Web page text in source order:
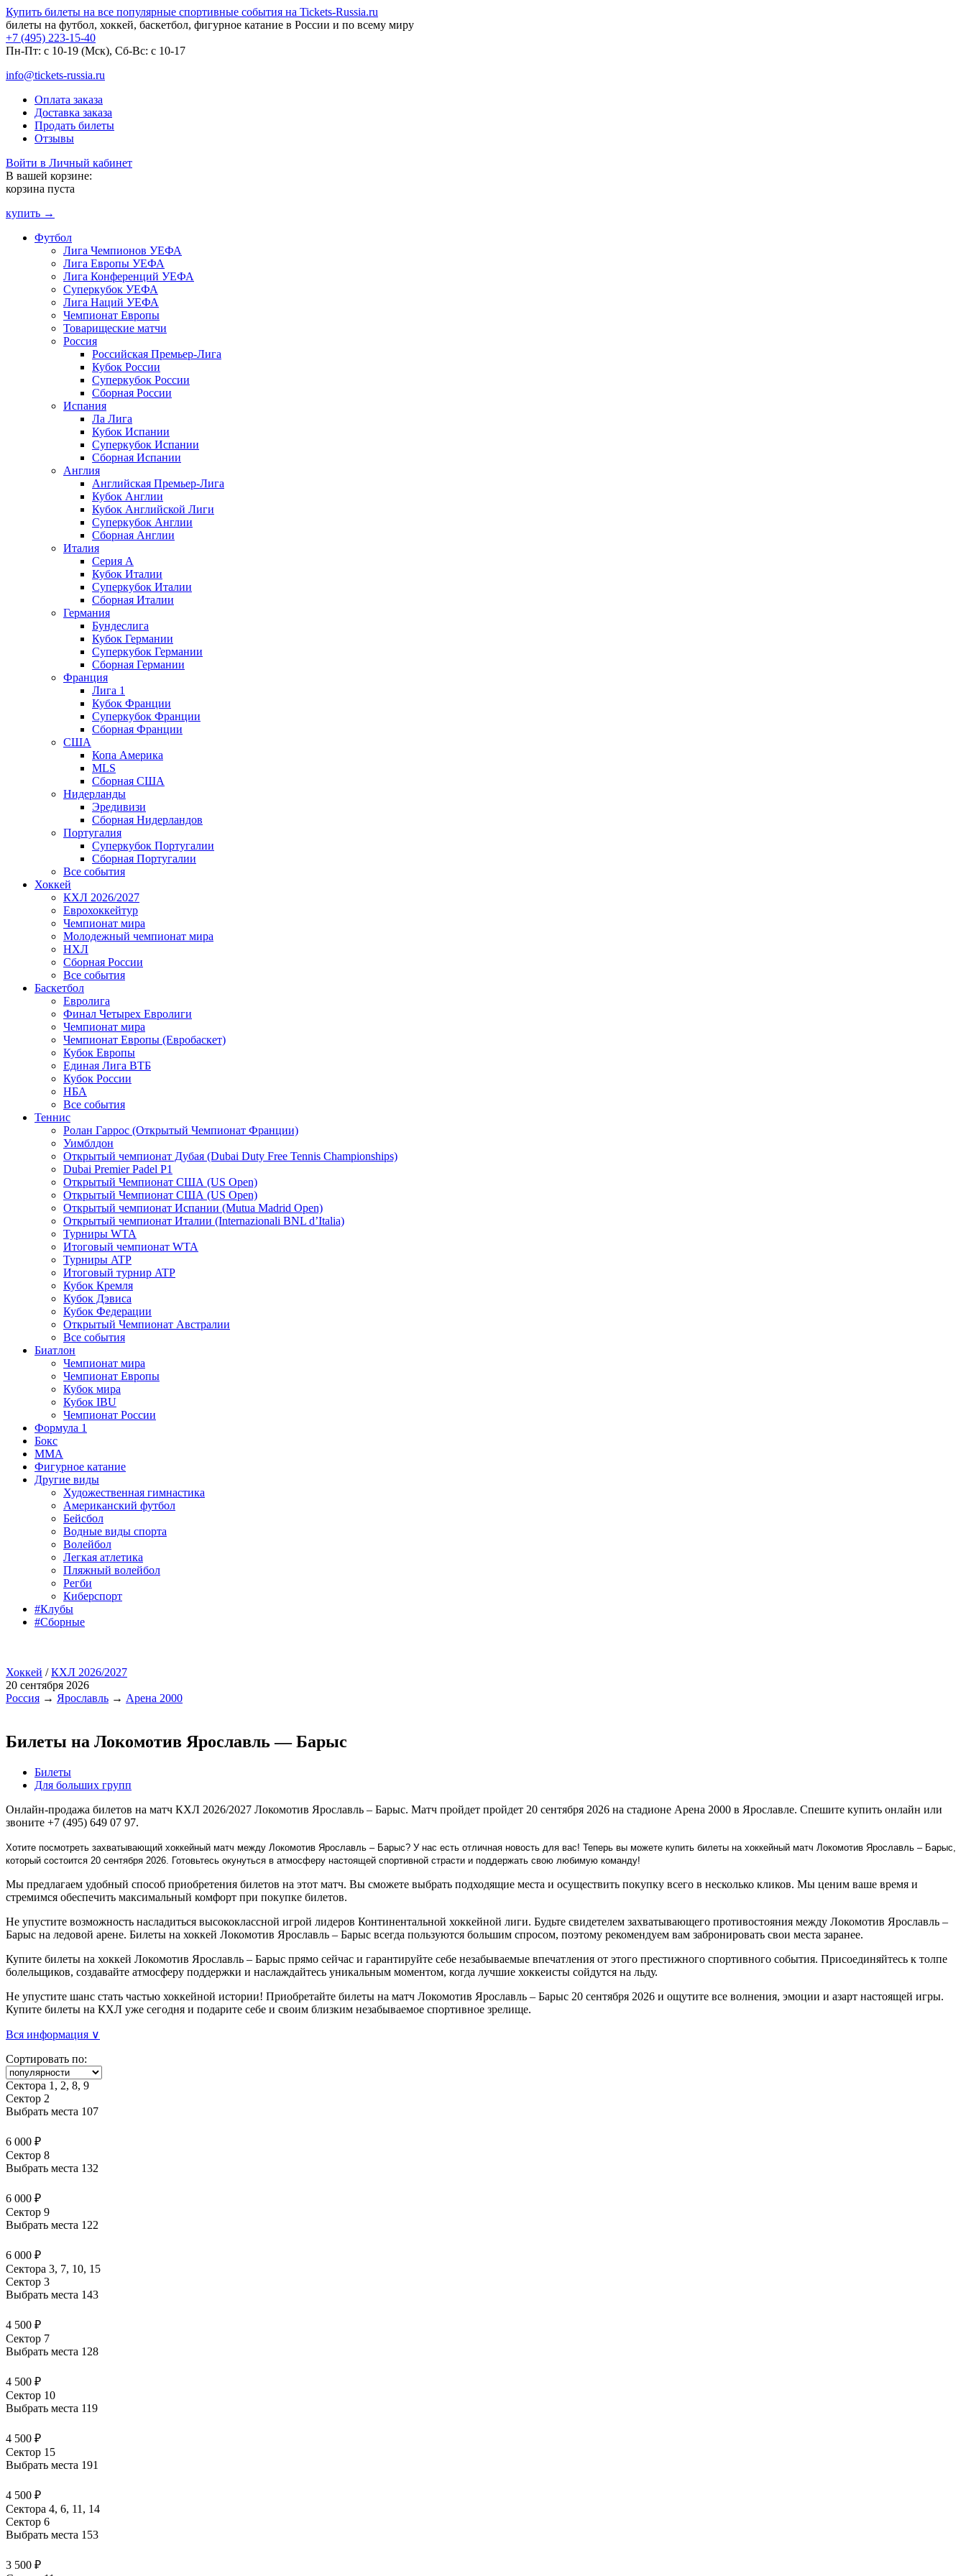
Купить билеты на все популярные спортивные события на Tickets-Russia.ru
билеты на футбол, хоккей, баскетбол, фигурное катание в России и по всему миру
+7 (495) 223-15-40
Пн-Пт: c 10-19 (Мск), Сб-Вс: с 10-17
info@tickets-russia.ru
Оплата заказа
Доставка заказа
Продать билеты
Отзывы
Войти в Личный кабинет
В вашей корзине:
корзина пуста
купить →
Футбол
Лига Чемпионов УЕФА
Лига Европы УЕФА
Лига Конференций УЕФА
Суперкубок УЕФА
Лига Наций УЕФА
Чемпионат Европы
Товарищеские матчи
Россия
Российская Премьер-Лига
Кубок России
Суперкубок России
Сборная России
Испания
Ла Лига
Кубок Испании
Суперкубок Испании
Сборная Испании
Англия
Английская Премьер-Лига
Кубок Англии
Кубок Английской Лиги
Суперкубок Англии
Сборная Англии
Италия
Серия А
Кубок Италии
Суперкубок Италии
Сборная Италии
Германия
Бундеслига
Кубок Германии
Суперкубок Германии
Сборная Германии
Франция
Лига 1
Кубок Франции
Суперкубок Франции
Сборная Франции
США
Копа Америка
MLS
Сборная США
Нидерланды
Эредивизи
Сборная Нидерландов
Португалия
Суперкубок Португалии
Сборная Португалии
Все события
Хоккей
КХЛ 2026/2027
Еврохоккейтур
Чемпионат мира
Молодежный чемпионат мира
НХЛ
Сборная России
Все события
Баскетбол
Евролига
Финал Четырех Евролиги
Чемпионат мира
Чемпионат Европы (Евробаскет)
Кубок Европы
Единая Лига ВТБ
Кубок России
НБА
Все события
Теннис
Ролан Гаррос (Открытый Чемпионат Франции)
Уимблдон
Открытый чемпионат Дубая (Dubai Duty Free Tennis Championships)
Dubai Premier Padel P1
Открытый Чемпионат США (US Open)
Открытый Чемпионат США (US Open)
Открытый чемпионат Испании (Mutua Madrid Open)
Открытый чемпионат Италии (Internazionali BNL d’Italia)
Турниры WTA
Итоговый чемпионат WTA
Турниры ATP
Итоговый турнир ATP
Кубок Кремля
Кубок Дэвиса
Кубок Федерации
Открытый Чемпионат Австралии
Все события
Биатлон
Чемпионат мира
Чемпионат Европы
Кубок мира
Кубок IBU
Чемпионат России
Формула 1
Бокс
MMA
Фигурное катание
Другие виды
Художественная гимнастика
Американский футбол
Бейсбол
Водные виды спорта
Волейбол
Легкая атлетика
Пляжный волейбол
Регби
Киберспорт
#Клубы
#Сборные
Хоккей /КХЛ 2026/2027
20 сентября 2026
Россия → Ярославль → Арена 2000
Билеты на Локомотив Ярославль — Барыс
Билеты
Для больших групп
Онлайн-продажа билетов на матч КХЛ 2026/2027 Локомотив Ярославль – Барыс. Матч пройдет пройдет 20 сентября 2026 на стадионе Арена 2000 в Ярославле. Спешите купить онлайн или
звоните +7 (495) 649 07 97.
Хотите посмотреть захватывающий хоккейный матч между Локомотив Ярославль – Барыс? У нас есть отличная новость для вас! Теперь вы можете купить билеты на хоккейный матч Локомотив Ярославль – Барыс,
который состоится 20 сентября 2026. Готовьтесь окунуться в атмосферу настоящей спортивной страсти и поддержать свою любимую команду!
Мы предлагаем удобный способ приобретения билетов на этот матч. Вы сможете выбрать подходящие места и осуществить покупку всего в несколько кликов. Мы ценим ваше время и
стремимся обеспечить максимальный комфорт при покупке билетов.
Не упустите возможность насладиться высококлассной игрой лидеров Континентальной хоккейной лиги. Будьте свидетелем захватывающего противостояния между Локомотив Ярославль –
Барыс на ледовой арене. Билеты на хоккей Локомотив Ярославль – Барыс всегда пользуются большим спросом, поэтому рекомендуем вам забронировать свои места заранее.
Купите билеты на хоккей Локомотив Ярославль – Барыс прямо сейчас и гарантируйте себе незабываемые впечатления от этого престижного спортивного события. Присоединяйтесь к толпе
болельщиков, создавайте атмосферу поддержки и наслаждайтесь уникальным моментом, когда лучшие хоккеисты сойдутся на льду.
Не упустите шанс стать частью хоккейной истории! Приобретайте билеты на матч Локомотив Ярославль – Барыс 20 сентября 2026 и ощутите все волнения, эмоции и азарт настоящей игры.
Купите билеты на КХЛ уже сегодня и подарите себе и своим близким незабываемое спортивное зрелище.
Вся информация ∨
Сортировать по:
Сектора 1, 2, 8, 9
Сектор 2
Выбрать места 107
6 000 ₽
Сектор 8
Выбрать места 132
6 000 ₽
Сектор 9
Выбрать места 122
6 000 ₽
Сектора 3, 7, 10, 15
Сектор 3
Выбрать места 143
4 500 ₽
Сектор 7
Выбрать места 128
4 500 ₽
Сектор 10
Выбрать места 119
4 500 ₽
Сектор 15
Выбрать места 191
4 500 ₽
Сектора 4, 6, 11, 14
Сектор 6
Выбрать места 153
3 500 ₽